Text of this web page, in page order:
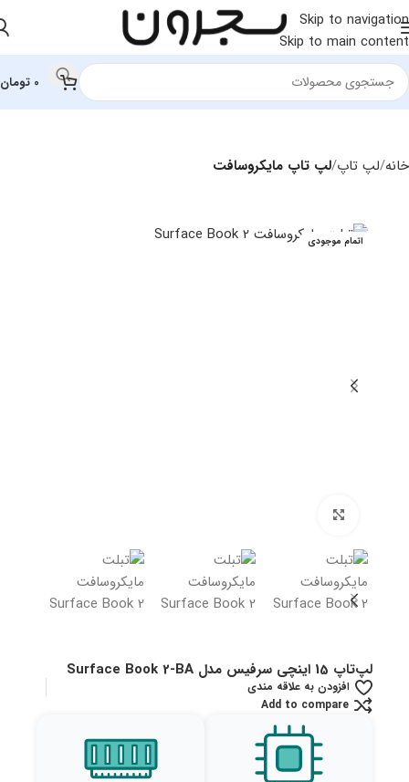
Skip to navigation
Skip to main content
0 تومان
خانه لپ تاپ لپ تاپ مایکروسافت
اتمام موجودی
لپ‌تاپ 15 اینچی سرفیس مدل Surface Book 2-BA
افزودن به علاقه مندی
Add to compare